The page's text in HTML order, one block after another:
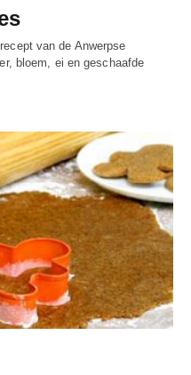
van de Anwerpse
bloem, ei en geschaafde